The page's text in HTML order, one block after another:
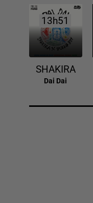
13h51
13h51
SHAKIRA
Dai Dai